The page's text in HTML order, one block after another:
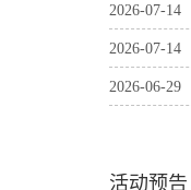
2026-07-14
2026-07-14
2026-06-29
活动预告